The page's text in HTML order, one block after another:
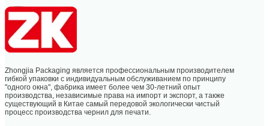
Zhongjia Packaging является профессиональным производителем
гибкой упаковки с индивидуальным обслуживанием по принципу
"одного окна", фабрика имеет более чем 30-летний опыт
производства, независимые права на импорт и экспорт, а также
существующий в Китае самый передовой экологически чистый
процесс производства чернил для печати.